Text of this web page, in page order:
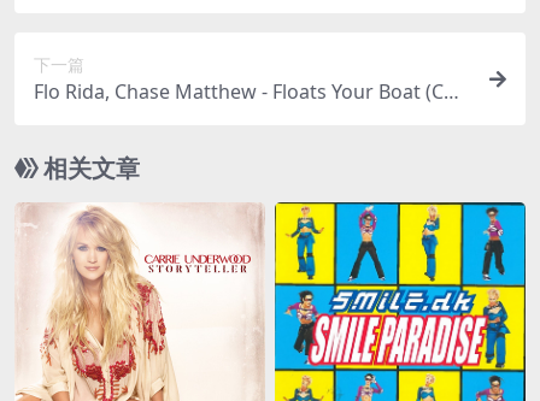
下一篇
Flo Rida, Chase Matthew - Floats Your Boat (Chri
相关文章